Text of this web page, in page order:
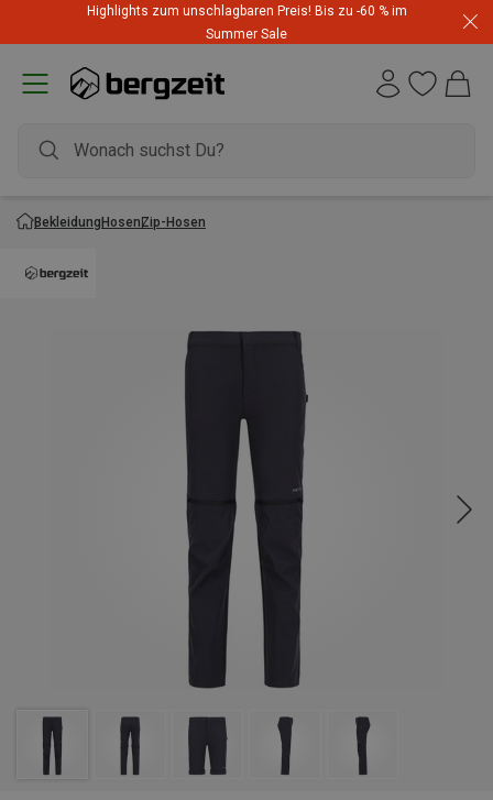
Highlights zum unschlagbaren Preis! Bis zu -60 % im
Summer Sale
BekleidungHosenZip-Hosen